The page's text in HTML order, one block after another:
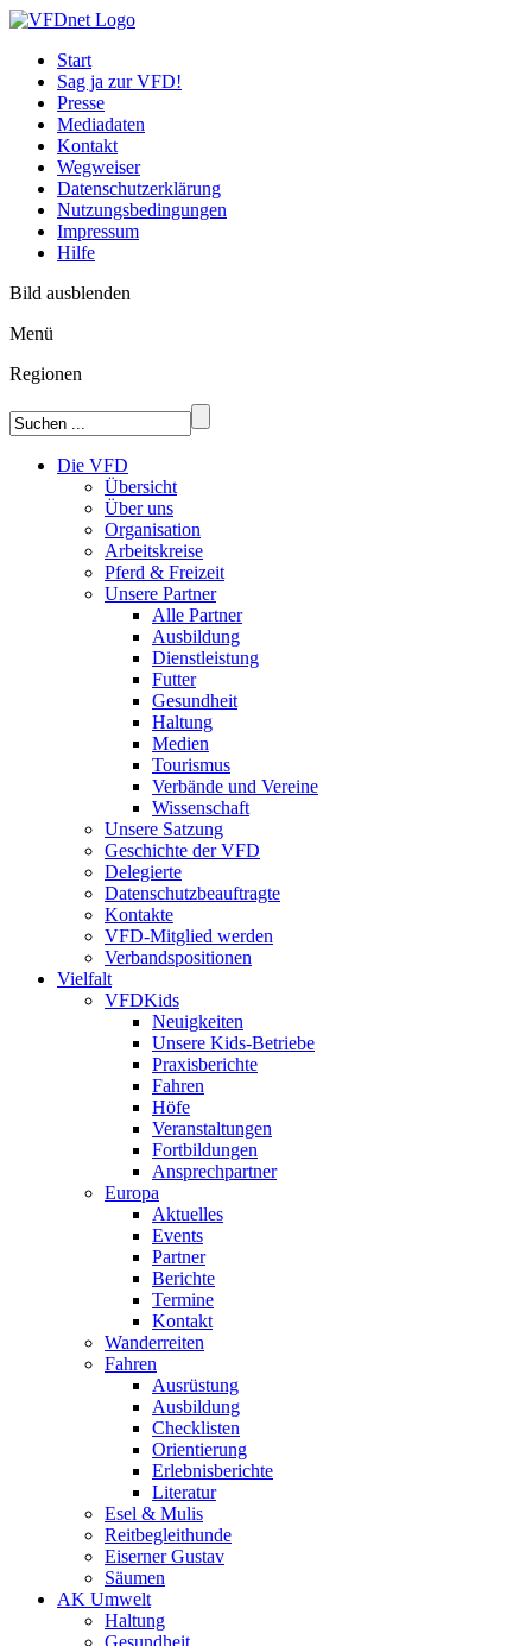
Start
Sag ja zur VFD!
Presse
Mediadaten
Kontakt
Wegweiser
Datenschutzerklärung
Nutzungsbedingungen
Impressum
Hilfe
Bild ausblenden
Menü
Regionen
Die VFD
Übersicht
Über uns
Organisation
Arbeitskreise
Pferd & Freizeit
Unsere Partner
Alle Partner
Ausbildung
Dienstleistung
Futter
Gesundheit
Haltung
Medien
Tourismus
Verbände und Vereine
Wissenschaft
Unsere Satzung
Geschichte der VFD
Delegierte
Datenschutzbeauftragte
Kontakte
VFD-Mitglied werden
Verbandspositionen
Vielfalt
VFDKids
Neuigkeiten
Unsere Kids-Betriebe
Praxisberichte
Fahren
Höfe
Veranstaltungen
Fortbildungen
Ansprechpartner
Europa
Aktuelles
Events
Partner
Berichte
Termine
Kontakt
Wanderreiten
Fahren
Ausrüstung
Ausbildung
Checklisten
Orientierung
Erlebnisberichte
Literatur
Esel & Mulis
Reitbegleithunde
Eiserner Gustav
Säumen
AK Umwelt
Haltung
Gesundheit